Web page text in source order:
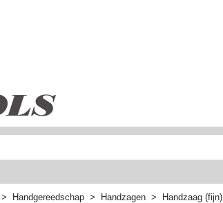
> Handgereedschap > Handzagen > Handzaag (fijn)